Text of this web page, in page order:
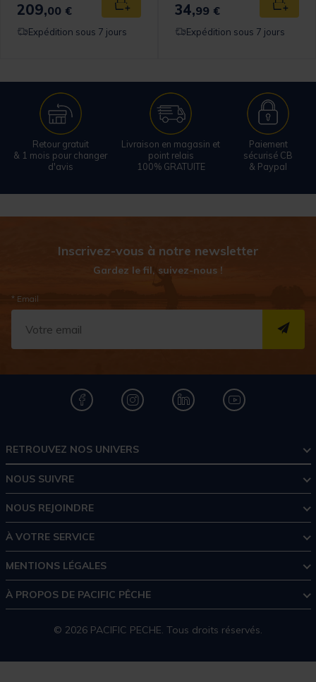
panier
209,00 € Ajouter au panier
Expédition sous 7 jours
34,99 €
Expédition sous 7 jours
Retour gratuit
& 1 mois pour changer
d'avis
Livraison en magasin et
point relais
100% GRATUITE
Paiement
sécurisé CB
& Paypal
Inscrivez-vous à notre newsletter
Gardez le fil, suivez-nous !
* Email
RETROUVEZ NOS UNIVERS
NOUS SUIVRE
NOUS REJOINDRE
À VOTRE SERVICE
MENTIONS LÉGALES
À PROPOS DE PACIFIC PÊCHE
© 2026 PACIFIC PECHE. Tous droits réservés.